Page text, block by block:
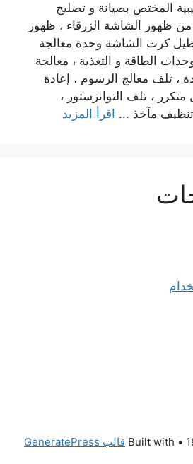
المختص بصيانة و تصليح
من ظهور الشاشة الزرقاء ، ظهور
كرت الشاشة وحدة معالجة
الطاقة و التغذية ، معالجة
، تلف معالج الرسوم ، إعادة
، تلف التوانزستور ،
تنظيف مآخذ ... اقرأ المزيد
• Built with قالب GeneratePress